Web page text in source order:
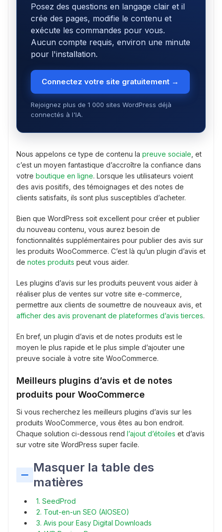
Posez des questions en langage clair et il
crée des pages, modifie le contenu et
exécute les commandes pour vous.
Aucun compte requis, environ une minute
pour l'installation.
Connectez votre site gratuitement →
Rejoignez plus de 1 000 sites WordPress déjà
connectés à l'IA.
Nous appelons ce type de contenu la preuve sociale , et
c’est un moyen fantastique d’accroître la confiance dans
votre boutique en ligne. Lorsque les utilisateurs voient
des avis positifs, des témoignages et des notes de
clients satisfaits, ils sont plus susceptibles d’acheter.
Bien que WordPress soit excellent pour créer et publier
du nouveau contenu, vous aurez besoin de
fonctionnalités supplémentaires pour publier des avis sur
les produits WooCommerce. C’est là qu’un plugin d’avis et
de notes produits peut vous aider.
Les plugins d’avis sur les produits peuvent vous aider à
réaliser plus de ventes sur votre site e-commerce,
permettre aux clients de soumettre de nouveaux avis, et
afficher des avis provenant de plateformes d’avis tierces.
En bref, un plugin d’avis et de notes produits est le
moyen le plus rapide et le plus simple d’ajouter une
preuve sociale à votre site WooCommerce.
Meilleurs plugins d’avis et de notes
produits pour WooCommerce
Si vous recherchez les meilleurs plugins d’avis sur les
produits WooCommerce, vous êtes au bon endroit.
Chaque solution ci-dessous rend l’ajout d’étoiles et d’avis
sur votre site WordPress super facile.
Masquer la table des
matières
1. SeedProd
2. Tout-en-un SEO (AIOSEO)
3. Avis pour Easy Digital Downloads